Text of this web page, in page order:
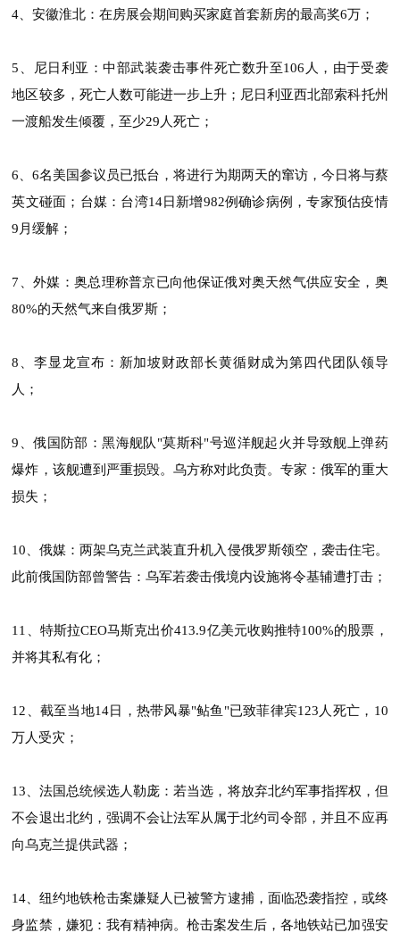
4、安徽淮北：在房展会期间购买家庭首套新房的最高奖6万；
5、尼日利亚：中部武装袭击事件死亡数升至106人，由于受袭
地区较多，死亡人数可能进一步上升；尼日利亚西北部索科托州
一渡船发生倾覆，至少29人死亡；
6、6名美国参议员已抵台，将进行为期两天的窜访，今日将与蔡
英文碰面；台媒：台湾14日新增982例确诊病例，专家预估疫情
9月缓解；
7、外媒：奥总理称普京已向他保证俄对奥天然气供应安全，奥
80%的天然气来自俄罗斯；
8、李显龙宣布：新加坡财政部长黄循财成为第四代团队领导
人；
9、俄国防部：黑海舰队"莫斯科"号巡洋舰起火并导致舰上弹药
爆炸，该舰遭到严重损毁。乌方称对此负责。专家：俄军的重大
损失；
10、俄媒：两架乌克兰武装直升机入侵俄罗斯领空，袭击住宅。
此前俄国防部曾警告：乌军若袭击俄境内设施将令基辅遭打击；
11、特斯拉CEO马斯克出价413.9亿美元收购推特100%的股票，
并将其私有化；
12、截至当地14日，热带风暴"鲇鱼"已致菲律宾123人死亡，10
万人受灾；
13、法国总统候选人勒庞：若当选，将放弃北约军事指挥权，但
不会退出北约，强调不会让法军从属于北约司令部，并且不应再
向乌克兰提供武器；
14、纽约地铁枪击案嫌疑人已被警方逮捕，面临恐袭指控，或终
身监禁，嫌犯：我有精神病。枪击案发生后，各地铁站已加强安